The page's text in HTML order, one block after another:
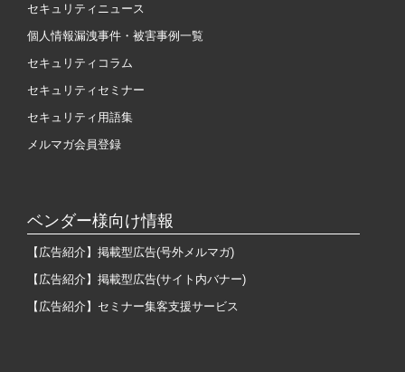
セキュリティニュース
個人情報漏洩事件・被害事例一覧
セキュリティコラム
セキュリティセミナー
セキュリティ用語集
メルマガ会員登録
ベンダー様向け情報
【広告紹介】掲載型広告(号外メルマガ)
【広告紹介】掲載型広告(サイト内バナー)
【広告紹介】セミナー集客支援サービス